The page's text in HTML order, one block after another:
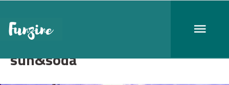
sun&soda